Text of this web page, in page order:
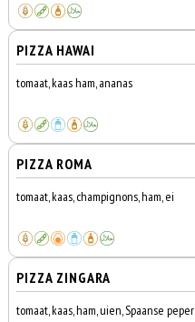
PIZZA HAWAI
tomaat, kaas ham, ananas
PIZZA ROMA
tomaat, kaas, champignons, ham, ei
PIZZA ZINGARA
tomaat, kaas, ham, uien, Spaanse peper